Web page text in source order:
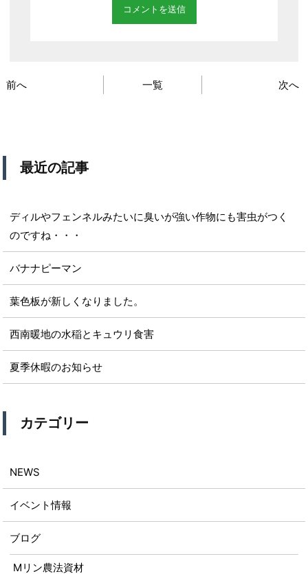
前へ 一覧 次へ
最近の記事
ディルやフェンネルみたいに臭いが強い作物にも害虫がつく
のですね・・・
バナナピーマン
葉色板が新しくなりました。
西南暖地の水稲とキュウリ食害
夏季休暇のお知らせ
カテゴリー
NEWS
イベント情報
ブログ
Mリン農法資材